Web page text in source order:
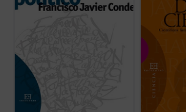
También con la perversa ...(ver ficha)
planteados por la
pocos tienen ...